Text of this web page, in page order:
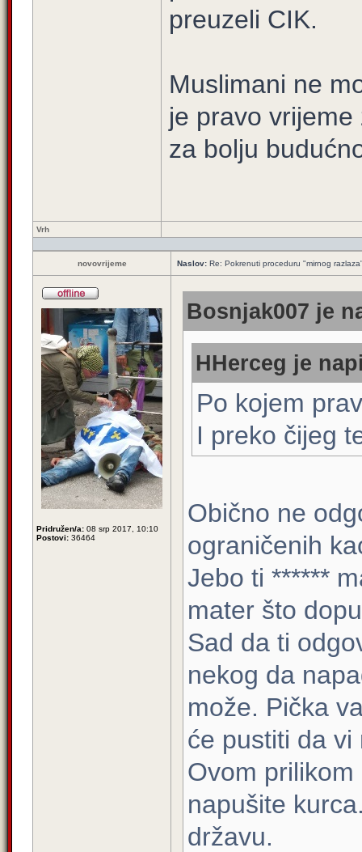
preuzeli CIK.
Muslimani ne
je pravo
za bolju
Vrh
novovrijeme Naslov: Re: Pokrenuti proceduru "mirnog
Pridružen/a: 08 srp 2017, 10:10
Postovi: 36464
Bosnjak007 je
HHerceg je
Po kojem
I preko čijeg
Obično ne
ograničenih
Jebo ti ******
mater što
Sad da ti
nekog da
može. Pička
će pustiti da vi
Ovom
napušite
državu.